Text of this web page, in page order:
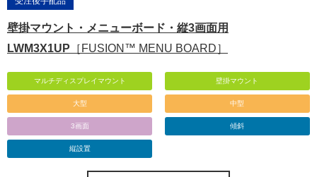
壁掛マウント・メニューボード・縦3画面用
LWM3X1UP ［FUSION™ MENU BOARD］
マルチディスプレイマウント 壁掛マウント
大型 中型
3画面 傾斜
縦設置